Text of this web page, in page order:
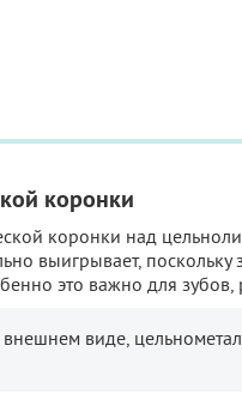
коронки
коронки над
выигрывает, поскольку
это важно для
виде,